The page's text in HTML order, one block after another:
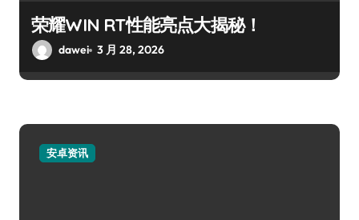
荣耀WIN RT性能亮点大揭秘！
dawei 3 月 28, 2026
安卓资讯